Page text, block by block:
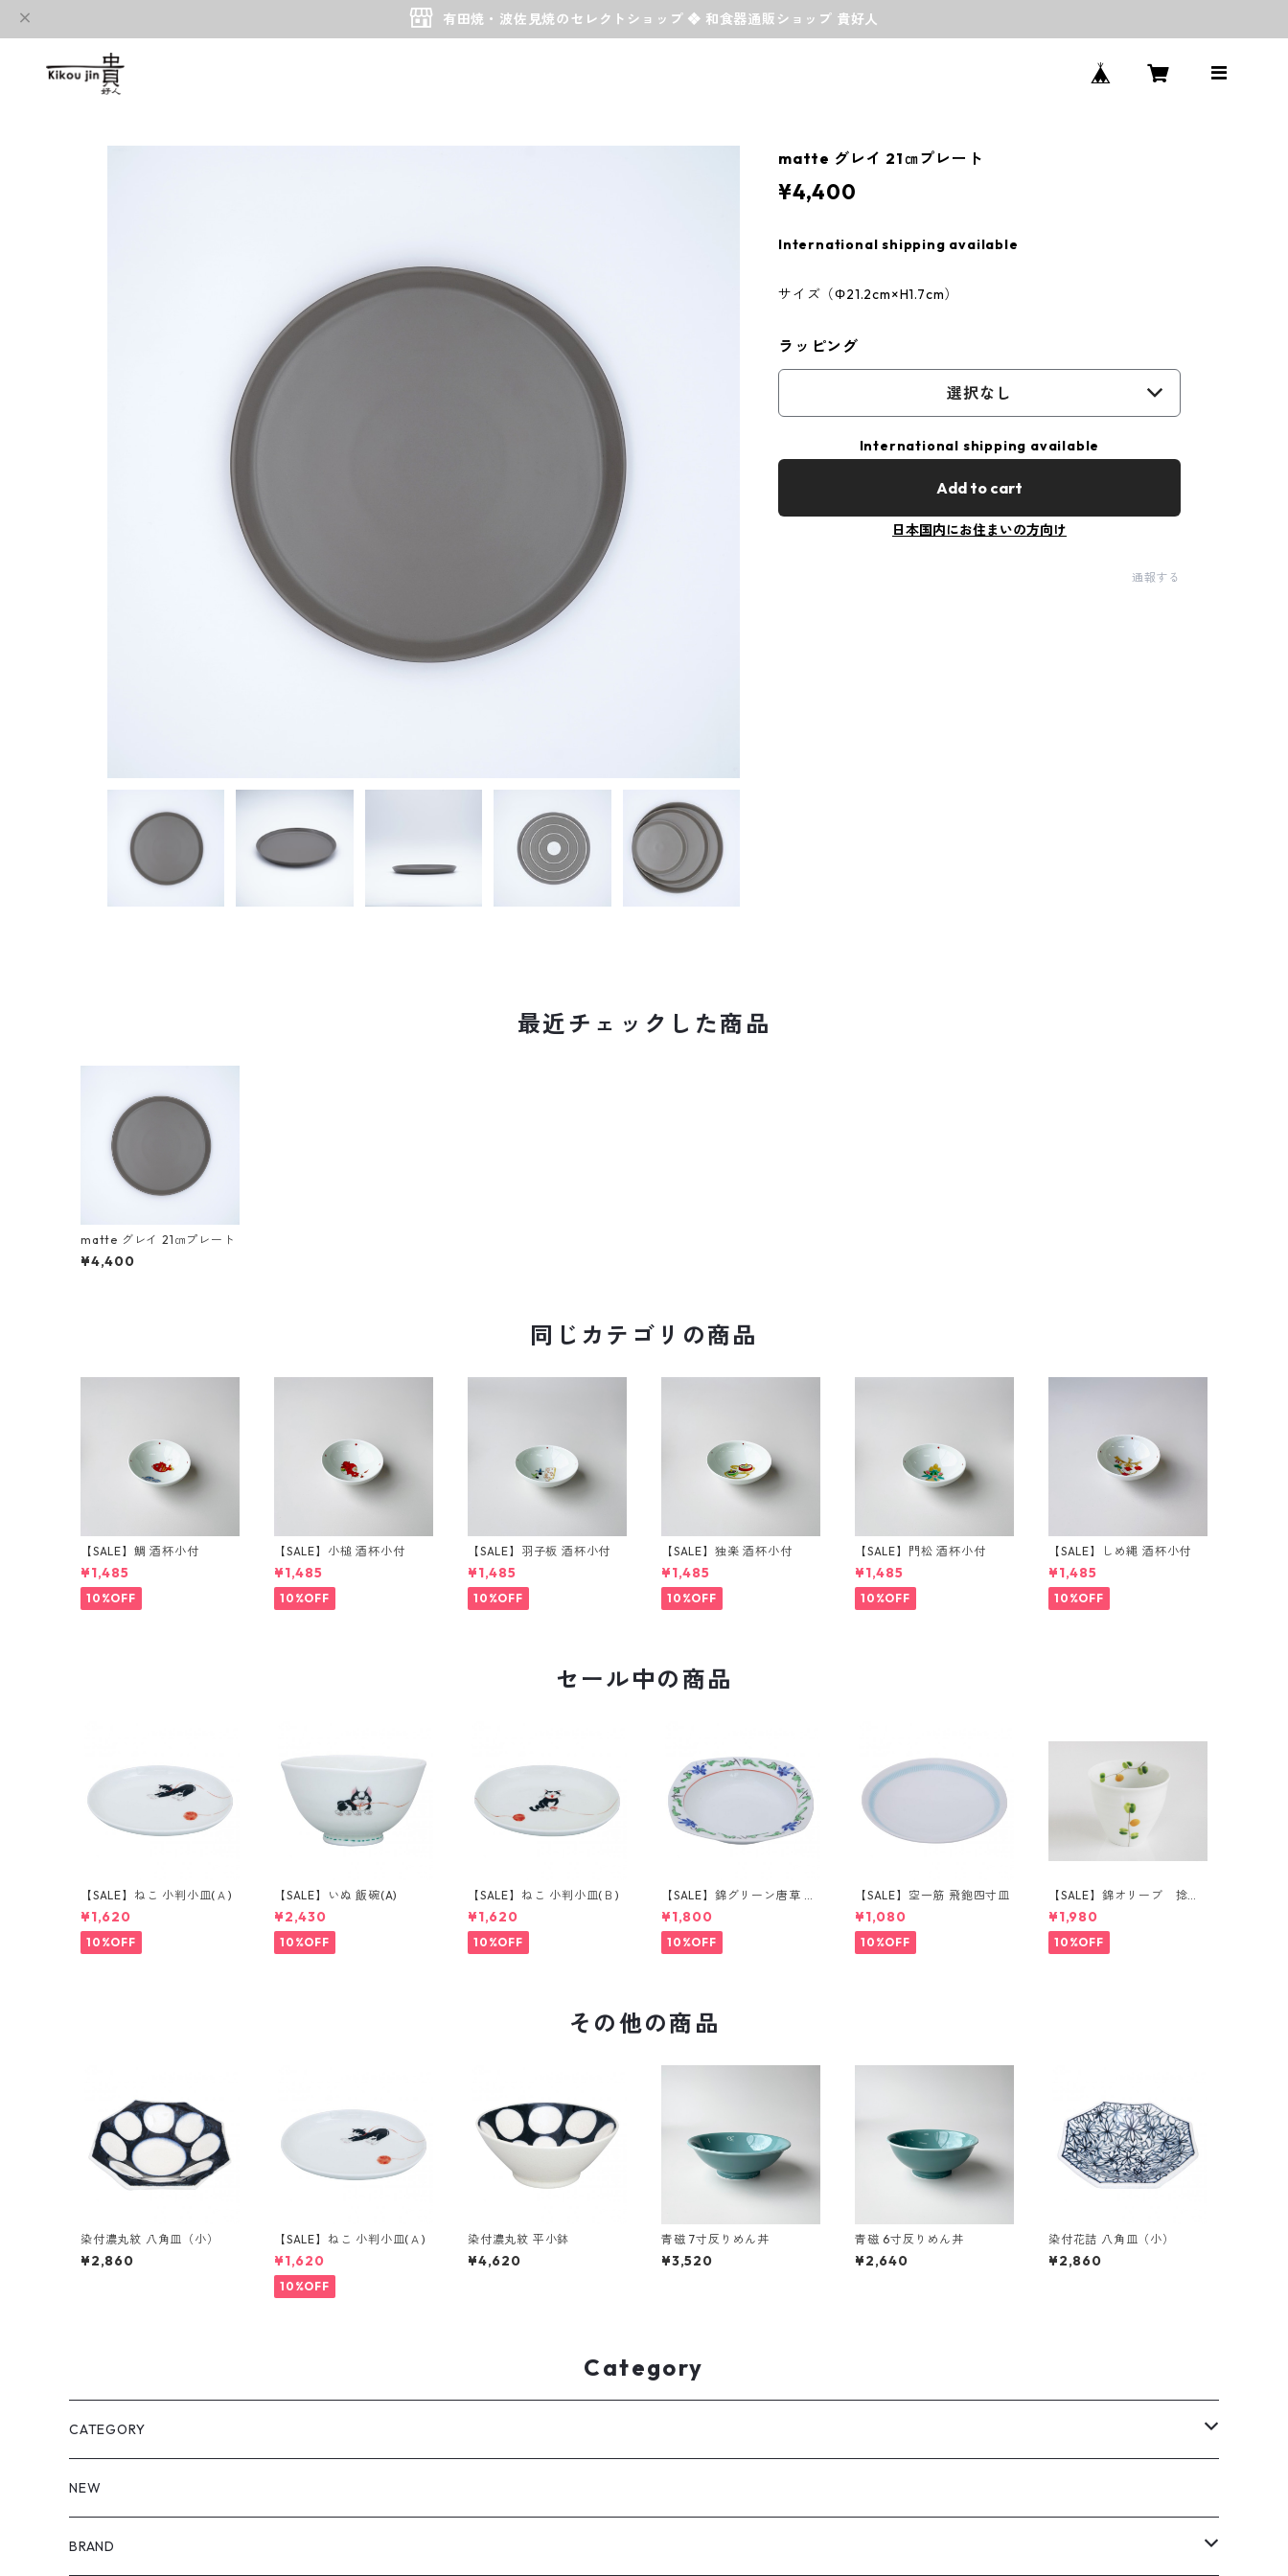
有田焼・波佐見焼のセレクトショップ ❖ 和食器通販ショップ 貴好人
matte グレイ 21㎝プレート
¥4,400
International shipping available
サイズ（Φ21.2cm×H1.7cm）
ラッピング
選択なし
International shipping available
Add to cart
日本国内にお住まいの方向け
通報する
最近チェックした商品
matte グレイ 21㎝プレート
¥4,400
同じカテゴリの商品
【SALE】鯛 酒杯小付
¥1,485
10%OFF
【SALE】小槌 酒杯小付
¥1,485
10%OFF
【SALE】羽子板 酒杯小付
¥1,485
10%OFF
【SALE】独楽 酒杯小付
¥1,485
10%OFF
【SALE】門松 酒杯小付
¥1,485
10%OFF
【SALE】しめ縄 酒杯小付
¥1,485
10%OFF
セール中の商品
【SALE】ねこ 小判小皿(Ａ)
¥1,620
10%OFF
【SALE】いぬ 飯碗(A)
¥2,430
10%OFF
【SALE】ねこ 小判小皿(Ｂ)
¥1,620
10%OFF
【SALE】錦グリーン唐草 取
鉢
¥1,800
10%OFF
【SALE】空一筋 飛鉋四寸皿
¥1,080
10%OFF
【SALE】錦オリーブ 捻り
湯呑（橙）
¥1,980
10%OFF
その他の商品
染付濃丸紋 八角皿（小）
¥2,860
【SALE】ねこ 小判小皿(Ａ)
¥1,620
10%OFF
染付濃丸紋 平小鉢
¥4,620
青磁 7寸反りめん丼
¥3,520
青磁 6寸反りめん丼
¥2,640
染付花詰 八角皿（小）
¥2,860
Category
CATEGORY
皿・プレート
丸（9cm～ / 三寸皿）
鉢・ボウル
NEW
BRAND